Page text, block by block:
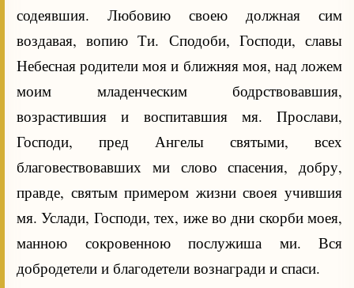
содеявшия. Любовию своею должная сим
воздавая, вопию Ти. Сподоби, Господи, славы
Небесная родители моя и ближняя моя, над ложем
моим младенческим бодрствовавшия,
возрастившия и воспитавшия мя. Прослави,
Господи, пред Ангелы святыми, всех
благовествовавших ми слово спасения, добру,
правде, святым примером жизни своея учившия
мя. Услади, Господи, тех, иже во дни скорби моея,
манною сокровенною послужиша ми. Вся
добродетели и благодетели вознагради и спаси.